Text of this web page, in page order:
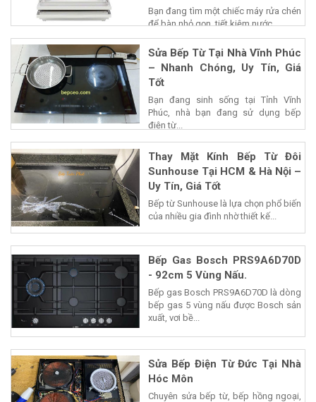
Bạn đang tìm một chiếc máy rửa chén
để bàn nhỏ gọn, tiết kiệm nước...
Sửa Bếp Từ Tại Nhà Vĩnh Phúc
– Nhanh Chóng, Uy Tín, Giá
Tốt
Bạn đang sinh sống tại Tỉnh Vĩnh
Phúc, nhà bạn đang sử dụng bếp
điện từ...
Thay Mặt Kính Bếp Từ Đôi
Sunhouse Tại HCM & Hà Nội –
Uy Tín, Giá Tốt
Bếp từ Sunhouse là lựa chọn phổ biến
của nhiều gia đình nhờ thiết kế...
Bếp Gas Bosch PRS9A6D70D
- 92cm 5 Vùng Nấu.
Bếp gas Bosch PRS9A6D70D là dòng
bếp gas 5 vùng nấu được Bosch sản
xuất, vơi bề...
Sửa Bếp Điện Từ Đức Tại Nhà
Hóc Môn
Chuyên sửa bếp từ, bếp hồng ngoại,